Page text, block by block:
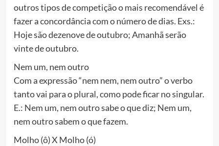
outros tipos de competição o mais recomendável é
fazer a concordância com o número de dias. Exs.:
Hoje são dezenove de outubro; Amanhã serão
vinte de outubro.
Nem um, nem outro
Com a expressão “nem nem, nem outro” o verbo
tanto vai para o plural, como pode ficar no singular.
E.: Nem um, nem outro sabe o que diz; Nem um,
nem outro sabem o que fazem.
Molho (ô) X Molho (ó)